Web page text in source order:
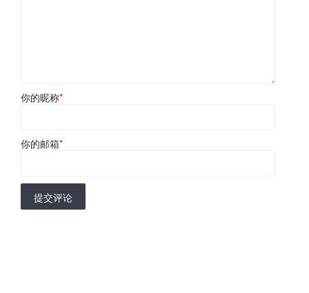
你的昵称*
你的邮箱*
提交评论